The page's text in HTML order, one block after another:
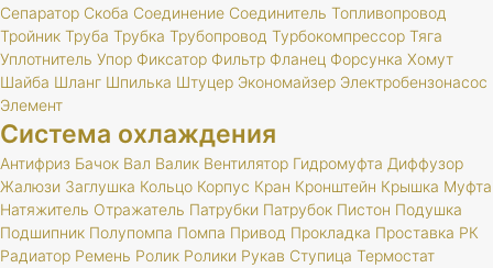
Сепаратор Скоба Соединение Соединитель Топливопровод
Тройник Труба Трубка Трубопровод Турбокомпрессор Тяга
Уплотнитель Упор Фиксатор Фильтр Фланец Форсунка Хомут
Шайба Шланг Шпилька Штуцер Экономайзер Электробензонасос
Элемент
Система охлаждения
Антифриз Бачок Вал Валик Вентилятор Гидромуфта Диффузор
Жалюзи Заглушка Кольцо Корпус Кран Кронштейн Крышка Муфта
Натяжитель Отражатель Патрубки Патрубок Пистон Подушка
Подшипник Полупомпа Помпа Привод Прокладка Проставка РК
Радиатор Ремень Ролик Ролики Рукав Ступица Термостат